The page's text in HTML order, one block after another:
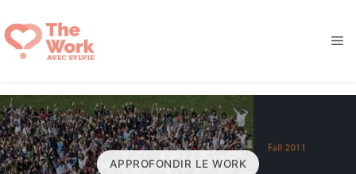
au
contenu
APPROFONDIR LE WORK